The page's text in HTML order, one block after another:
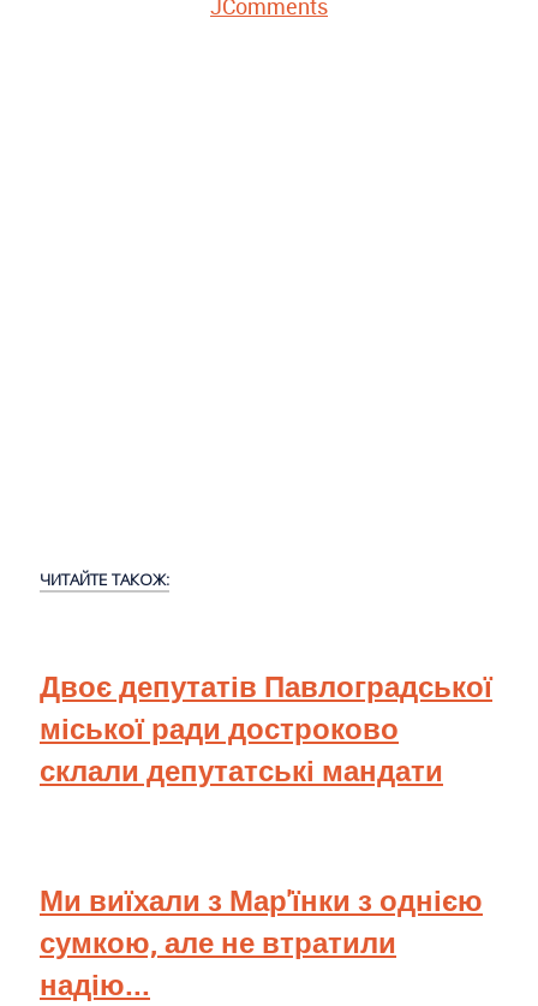
JComments
ЧИТАЙТЕ ТАКОЖ:
Двоє депутатів Павлоградської
міської ради достроково
склали депутатські мандати
Ми виїхали з Мар'їнки з однією
сумкою, але не втратили
надію...